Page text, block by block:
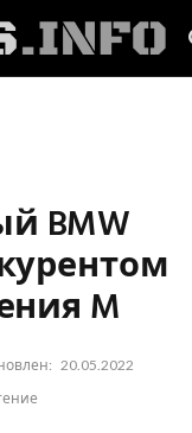
BMW
M
20.05.2022